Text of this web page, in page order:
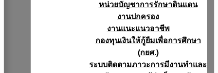
หน่วยบัญชาการรักษาดินแดน
งานปกครอง
งานแนะแนวอาชีพ
กองทุนเงินให้กู้ยืมเพื่อการศึกษา
(กยศ.)
ระบบติดตามภาวะการมีงานทำและ